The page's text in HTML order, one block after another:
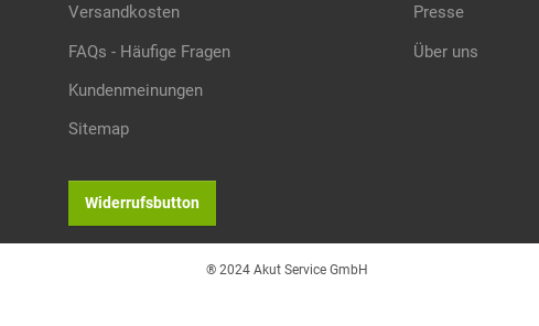
Versandkosten
FAQs - Häufige Fragen
Kundenmeinungen
Sitemap
Presse
Über uns
Widerrufsbutton
® 2024 Akut Service GmbH